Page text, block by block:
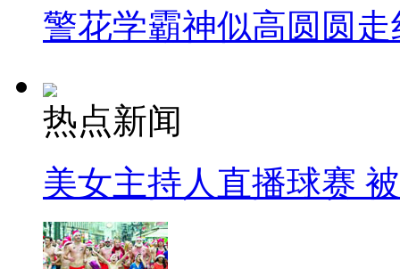
警花学霸神似高圆圆走
热点新闻
美女主持人直播球赛